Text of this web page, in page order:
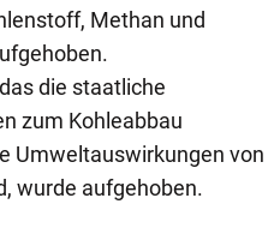
Methan und
die staatliche
zum Kohleabbau
Umweltauswirkungen von
wurde aufgehoben.